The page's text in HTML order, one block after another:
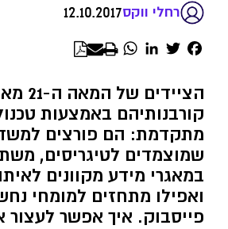
רחלי ווקס12.10.2017
Facebook
Twitter
LinkedIn
WhatsApp
קורבנותיהם באמצעות
מתקדמת: הם פורצים
שמוצמדים לטיגריסים,
במאגרי מידע מקוונים
ואפילו מתחזים למומחי
פייסבוק. איך אפשר לעצור